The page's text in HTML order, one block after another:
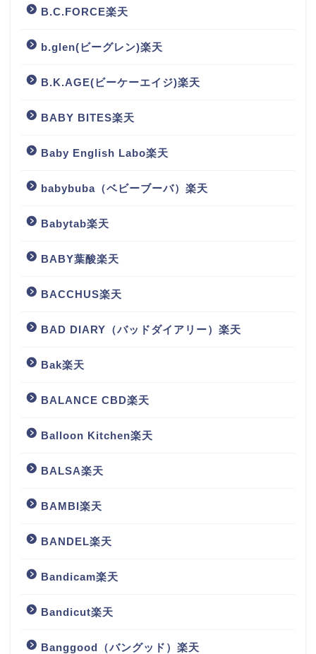
B.C.FORCE楽天
b.glen(ビーグレン)楽天
B.K.AGE(ビーケーエイジ)楽天
BABY BITES楽天
Baby English Labo楽天
babybuba（ベビーブーバ）楽天
Babytab楽天
BABY葉酸楽天
BACCHUS楽天
BAD DIARY（バッドダイアリー）楽天
Bak楽天
BALANCE CBD楽天
Balloon Kitchen楽天
BALSA楽天
BAMBI楽天
BANDEL楽天
Bandicam楽天
Bandicut楽天
Banggood（バングッド）楽天